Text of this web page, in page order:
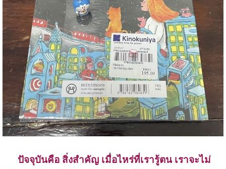
ปัจจุบันคือ สิ่งสำคัญ เมื่อไหร่ที่เรารู้ตน เราจะไม่